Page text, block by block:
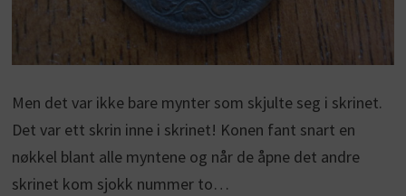
Men det var ikke bare mynter som skjulte seg i skrinet.
Det var ett skrin inne i skrinet! Konen fant snart en
nøkkel blant alle myntene og når de åpne det andre
skrinet kom sjokk nummer to…